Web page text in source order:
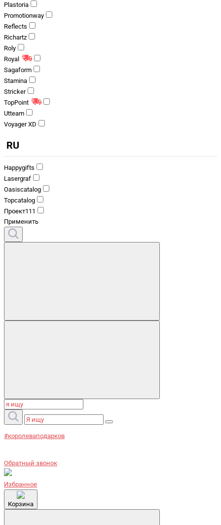
Plastoria
Promotionway
Reflects
Richartz
Roly
Royal
Sagaform
Stamina
Stricker
TopPoint
Utteam
Voyager XD
RU
Happygifts
Lasergraf
Oasiscatalog
Topcatalog
Проект111
Применить
#королеваподарков
Обратный звонок
Избранное
Корзина